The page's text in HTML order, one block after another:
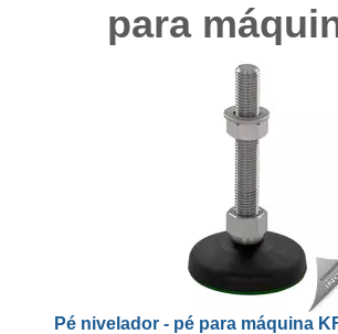
para
Pé nivelador - pé para máquina